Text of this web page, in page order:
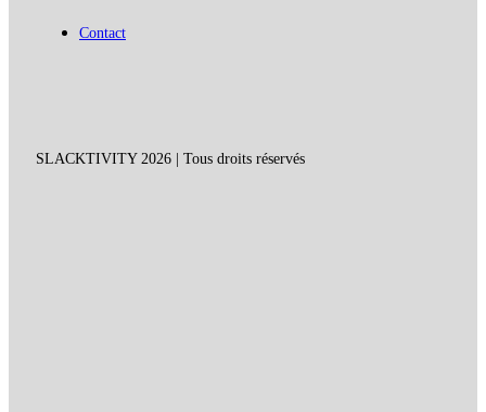
Contact
SLACKTIVITY 2026 | Tous droits réservés